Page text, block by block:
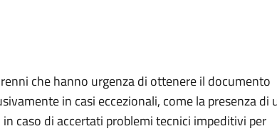
che hanno urgenza di ottenere il documento
in casi eccezionali, come la presenza di
caso di accertati problemi tecnici impeditivi per